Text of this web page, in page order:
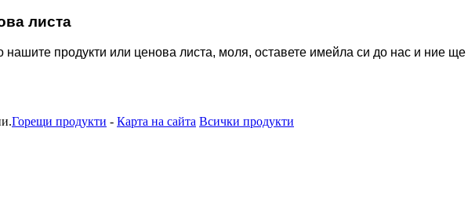
листа
нашите продукти или ценова листа, моля, оставете имейла си до нас и ние
Горещи продукти - Карта на сайта Всички продукти